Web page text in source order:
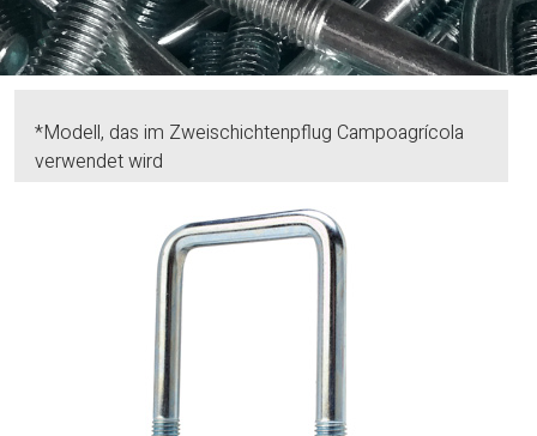
*Modell, das im Zweischichtenpflug Campoagrícola
verwendet wird